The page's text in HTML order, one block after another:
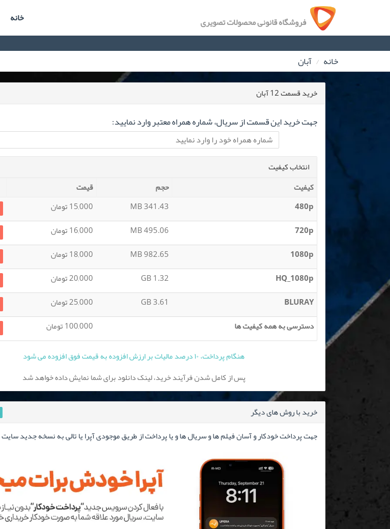
فروشگاه قانونی محصولات تصویری خانه
خانه آبان
خرید قسمت 12 آبان
جهت خرید این قسمت از سریال، شماره همراه معتبر وارد نمایید:
انتخاب کیفیت
کیفیت
حجم
قیمت
480p
341.43 MB 15,000 تومان
720p
495.06 MB 16,000 تومان
1080p
982.65 MB 18,000 تومان
HQ_1080p
1.32 GB 20,000 تومان
BLURAY
3.61 GB 25,000 تومان
دسترسی به همه کیفیت ها
100,000 تومان
هنگام پرداخت، ۱۰ درصد مالیات بر ارزش افزوده به قیمت فوق افزوده می شود
پس از کامل شدن فرآیند خرید، لینک دانلود برای شما نمایش داده خواهد شد
خرید با روش های دیگر
جهت پرداخت خودکار و آسان فیلم ها و سریال ها و یا پرداخت از طریق موجودی آپرا یا تالی به نسخه جدید